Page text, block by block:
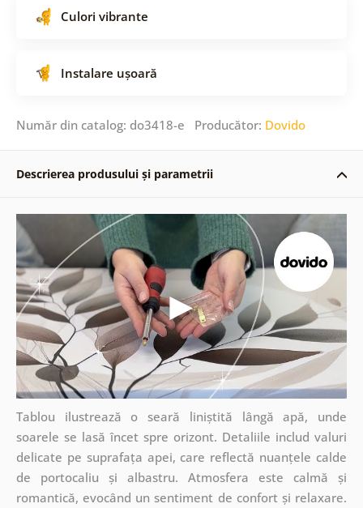
Culori vibrante
Instalare ușoară
Număr din catalog: do3418-e Producător: Dovido
Descrierea produsului și parametrii
Tablou ilustrează o seară liniștită lângă apă, unde
soarele se lasă încet spre orizont. Detaliile includ valuri
delicate pe suprafața apei, care reflectă nuanțele calde
de portocaliu și albastru. Atmosfera este calmă și
romantică, evocând un sentiment de confort și relaxare.